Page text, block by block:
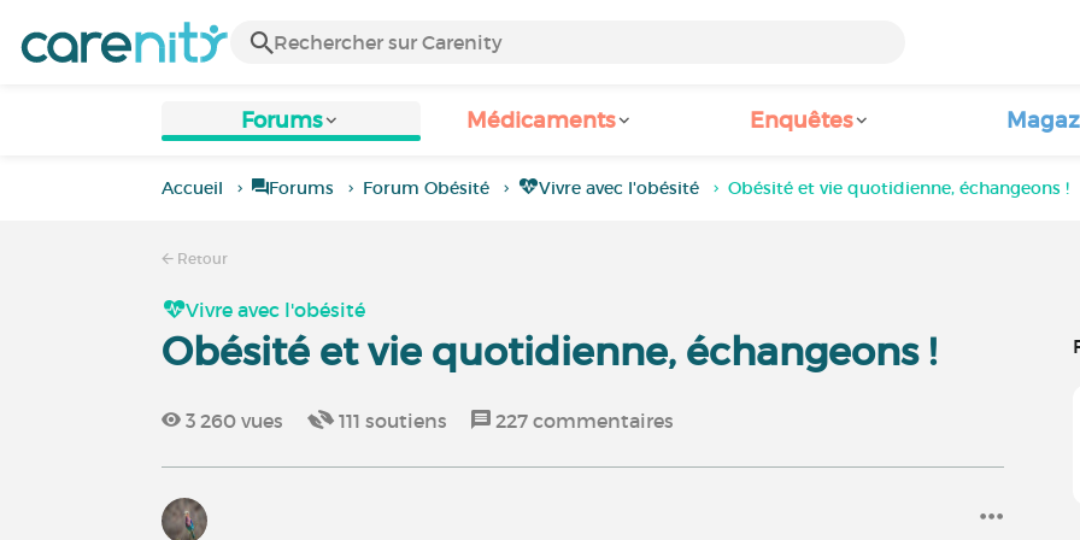
Forums Médicaments Enquêtes
Accueil Forums Forum Obésité Vivre avec l'obésité Obésité et vie quotidienne, échangeons !
Retour
Vivre avec l'obésité
Obésité et vie quotidienne, échangeons !
3 260 vues 111 soutiens 227 commentaires